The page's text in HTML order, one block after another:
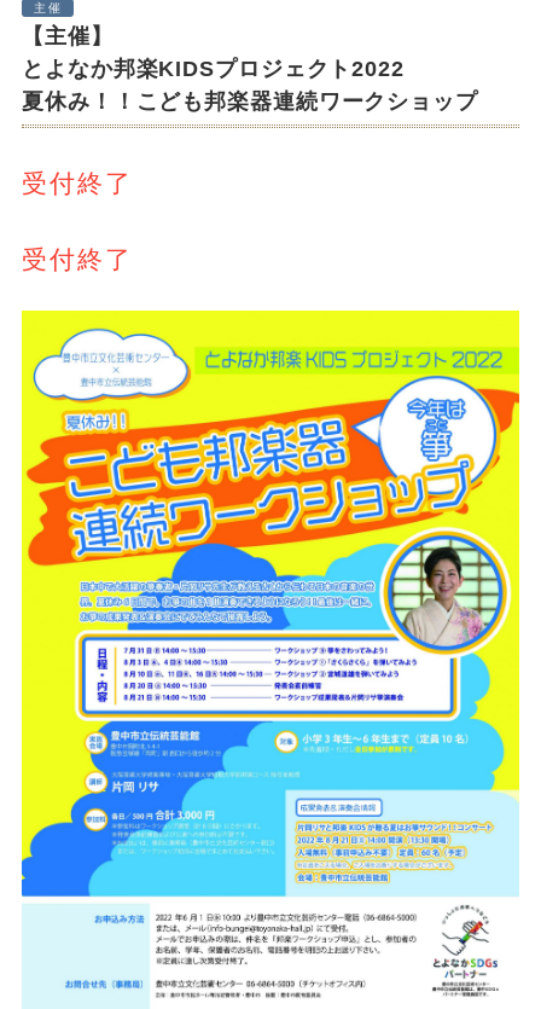
主催
【主催】
とよなか邦楽KIDSプロジェクト2022
夏休み！！こども邦楽器連続ワークショップ
受付終了
受付終了